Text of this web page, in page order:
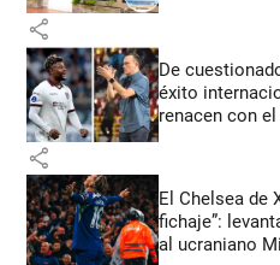
share
De
éxito
renacen con
share
El Chelsea de
fichaje”:
al ucraniano